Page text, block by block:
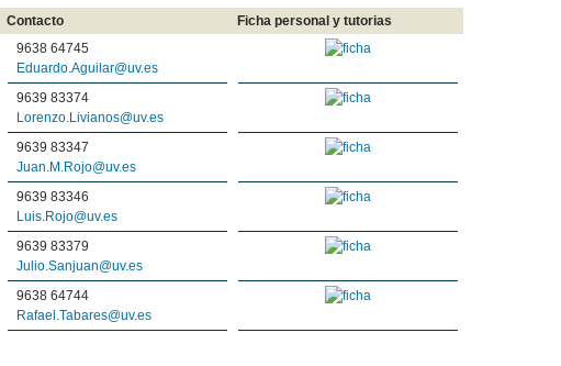
Contacto
Ficha personal y tutorias
9638 64745
Eduardo.Aguilar@uv.es
9639 83374
Lorenzo.Livianos@uv.es
9639 83347
Juan.M.Rojo@uv.es
9639 83346
Luis.Rojo@uv.es
9639 83379
Julio.Sanjuan@uv.es
9638 64744
Rafael.Tabares@uv.es